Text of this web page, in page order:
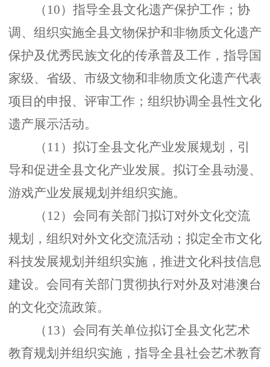
（ 10）指导全县文化遗产保护工作；协
调、组织实施全县文物保护和非物质文化遗产
保护及优秀民族文化的传承普及工作，指导国
家级、省级、市级文物和非物质文化遗产代表
项目的申报、评审工作；组织协调全县性文化
遗产展示活动。
（ 11）拟订全县文化产业发展规划，引
导和促进全县文化产业发展。拟订全县动漫、
游戏产业发展规划并组织实施。
（ 12）会同有关部门拟订对外文化交流
规划，组织对外文化交流活动；拟定全市文化
科技发展规划并组织实施，推进文化科技信息
建设。会同有关部门贯彻执行对外及对港澳台
的文化交流政策。
（ 13）会同有关单位拟订全县文化艺术
教育规划并组织实施，指导全县社会艺术教育